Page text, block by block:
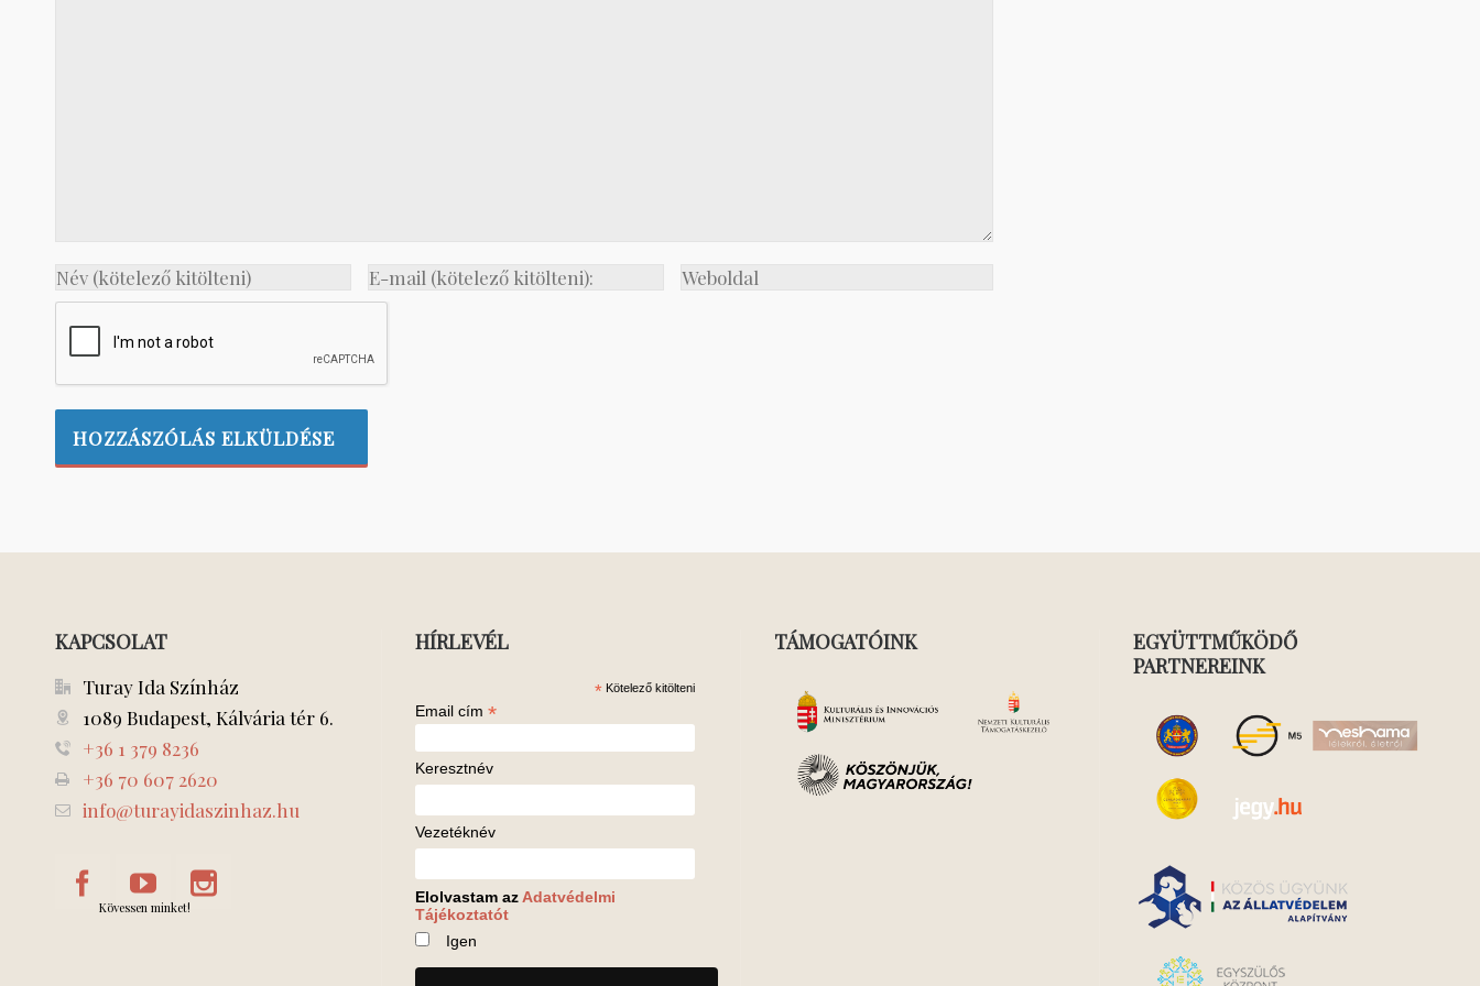
KAPCSOLAT
Turay Ida Színház
1089 Budapest, Kálvária tér 6.
+36 1 379 8236
+36 70 607 2620
info@turayidaszinhaz.hu
Kövessen minket!
HÍRLEVÉL
* Kötelező kitölteni
Email cím *
Keresztnév
Vezetéknév
Elolvastam az Adatvédelmi
Tájékoztatót
Igen
TÁMOGATÓINK
EGYÜTTMŰKÖDŐ
PARTNEREINK